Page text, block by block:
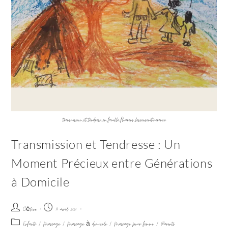
transmission_et_tendress_en_famille_flourens_lessensenitinerance
Transmission et Tendresse : Un
Moment Précieux entre Générations
à Domicile
Céline
13 avril 2026
Enfants / Massage / Massage à domicile / Massage pour femme / Parents